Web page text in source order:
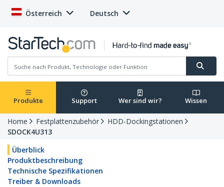
Österreich Deutsch
Produkte Support Wer sind wir? Wissen
Home Festplattenzubehör
HDD-Dockingstationen
SDOCK4U313
Überblick
Produktbeschreibung
Technische Spezifikationen
Treiber & Downloads